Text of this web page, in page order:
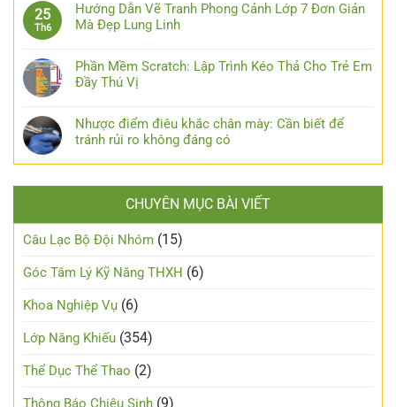
25
Th6
Hướng Dẫn Vẽ Tranh Phong Cảnh Lớp 7 Đơn Giản
Mà Đẹp Lung Linh
Phần Mềm Scratch: Lập Trình Kéo Thả Cho Trẻ Em
Đầy Thú Vị
Nhược điểm điêu khắc chân mày: Cần biết để
tránh rủi ro không đáng có
CHUYÊN MỤC BÀI VIẾT
Câu Lạc Bộ Đội Nhóm (15)
Góc Tâm Lý Kỹ Năng THXH (6)
Khoa Nghiệp Vụ (6)
Lớp Năng Khiếu (354)
Thể Dục Thể Thao (2)
Thông Báo Chiêu Sinh (9)